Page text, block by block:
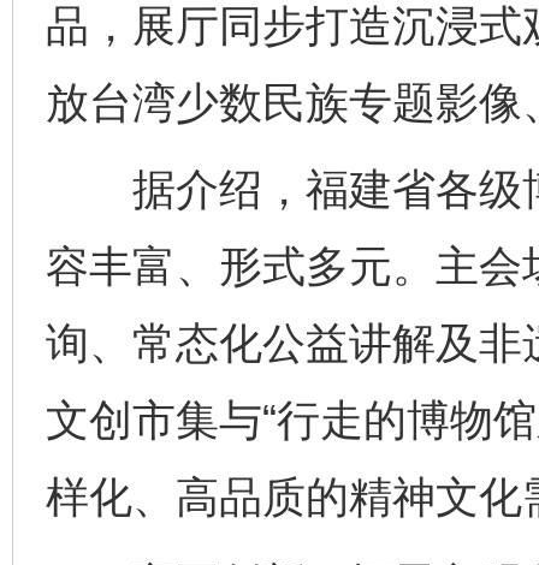
品，展厅同步打造沉浸
放台湾少数民族专题影
据介绍，福建省各级
容丰富、形式多元。主
询、常态化公益讲解及
文创市集与“行走的博物
样化、高品质的精神文化